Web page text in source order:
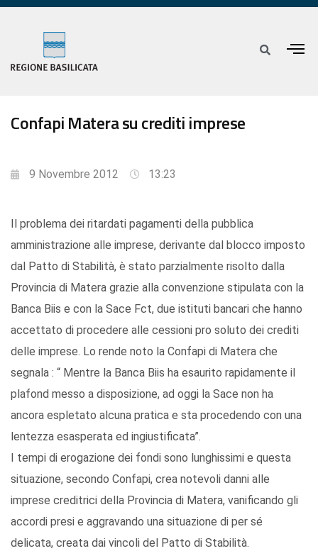
Confapi Matera su crediti imprese
9 Novembre 2012 13:23
Il problema dei ritardati pagamenti della pubblica
amministrazione alle imprese, derivante dal blocco imposto
dal Patto di Stabilità, è stato parzialmente risolto dalla
Provincia di Matera grazie alla convenzione stipulata con la
Banca Biis e con la Sace Fct, due istituti bancari che hanno
accettato di procedere alle cessioni pro soluto dei crediti
delle imprese. Lo rende noto la Confapi di Matera che
segnala : “ Mentre la Banca Biis ha esaurito rapidamente il
plafond messo a disposizione, ad oggi la Sace non ha
ancora espletato alcuna pratica e sta procedendo con una
lentezza esasperata ed ingiustificata”.
I tempi di erogazione dei fondi sono lunghissimi e questa
situazione, secondo Confapi, crea notevoli danni alle
imprese creditrici della Provincia di Matera, vanificando gli
accordi presi e aggravando una situazione di per sé
delicata, creata dai vincoli del Patto di Stabilità.